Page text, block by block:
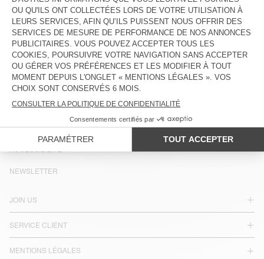
CONTACT
Tél. :(+1) (424) 388-0214
E-mail :contact@americanvintage-store.com
FRANCE
LANGUE :
ACCESSIBILITÉ
JOIN US
SERVICE CLIENT
MENTIONS LÉGALES
NEWSLETTER